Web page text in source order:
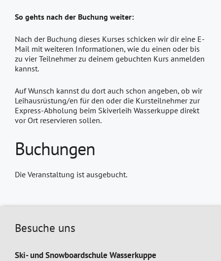
So gehts nach der Buchung weiter:
Nach der Buchung dieses Kurses schicken wir dir eine E-
Mail mit weiteren Informationen, wie du einen oder bis
zu vier Teilnehmer zu deinem gebuchten Kurs anmelden
kannst.
Auf Wunsch kannst du dort auch schon angeben, ob wir
Leihausrüstung/en für den oder die Kursteilnehmer zur
Express-Abholung beim Skiverleih Wasserkuppe direkt
vor Ort reservieren sollen.
Buchungen
Die Veranstaltung ist ausgebucht.
Besuche uns
Ski- und Snowboardschule Wasserkuppe